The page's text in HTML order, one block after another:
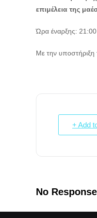
επιμέλεια της
Ώρα έναρξης:
Με την υποστήριξη
+ Add
No